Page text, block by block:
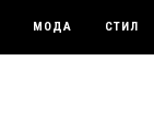
МОДА СТИЛ